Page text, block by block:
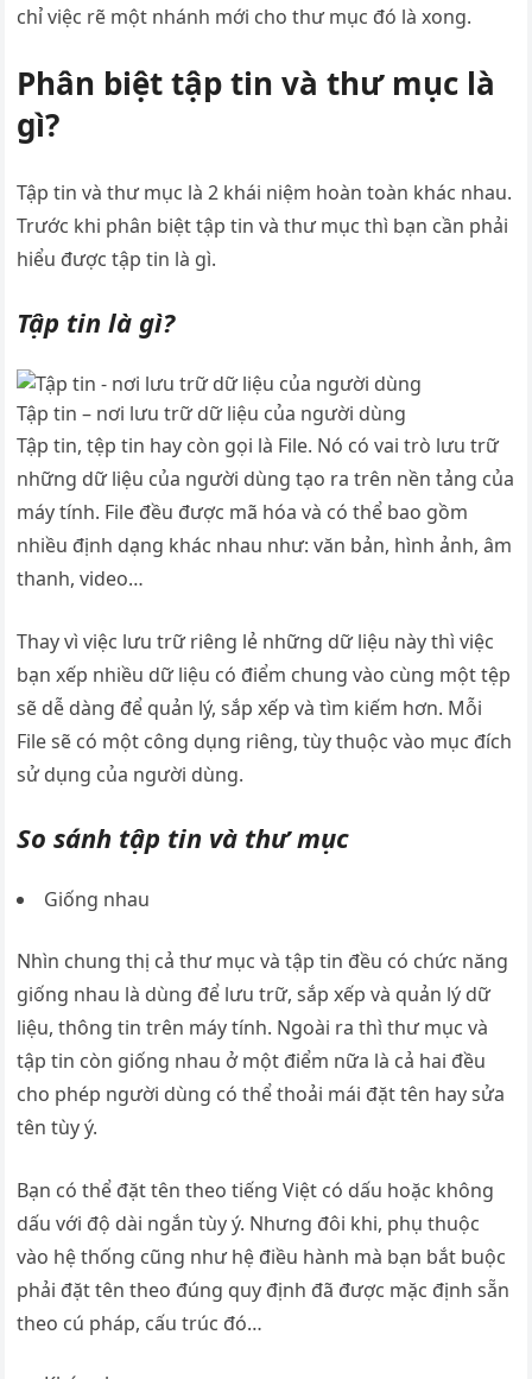
chỉ việc rẽ một nhánh mới cho thư mục đó là xong.
Phân biệt tập tin và thư mục là
gì?
Tập tin và thư mục là 2 khái niệm hoàn toàn khác nhau.
Trước khi phân biệt tập tin và thư mục thì bạn cần phải
hiểu được tập tin là gì.
Tập tin là gì?
Tập tin – nơi lưu trữ dữ liệu của người dùng
Tập tin, tệp tin hay còn gọi là File. Nó có vai trò lưu trữ
những dữ liệu của người dùng tạo ra trên nền tảng của
máy tính. File đều được mã hóa và có thể bao gồm
nhiều định dạng khác nhau như: văn bản, hình ảnh, âm
thanh, video…
Thay vì việc lưu trữ riêng lẻ những dữ liệu này thì việc
bạn xếp nhiều dữ liệu có điểm chung vào cùng một tệp
sẽ dễ dàng để quản lý, sắp xếp và tìm kiếm hơn. Mỗi
File sẽ có một công dụng riêng, tùy thuộc vào mục đích
sử dụng của người dùng.
So sánh tập tin và thư mục
Giống nhau
Nhìn chung thị cả thư mục và tập tin đều có chức năng
giống nhau là dùng để lưu trữ, sắp xếp và quản lý dữ
liệu, thông tin trên máy tính. Ngoài ra thì thư mục và
tập tin còn giống nhau ở một điểm nữa là cả hai đều
cho phép người dùng có thể thoải mái đặt tên hay sửa
tên tùy ý.
Bạn có thể đặt tên theo tiếng Việt có dấu hoặc không
dấu với độ dài ngắn tùy ý. Nhưng đôi khi, phụ thuộc
vào hệ thống cũng như hệ điều hành mà bạn bắt buộc
phải đặt tên theo đúng quy định đã được mặc định sẵn
theo cú pháp, cấu trúc đó…